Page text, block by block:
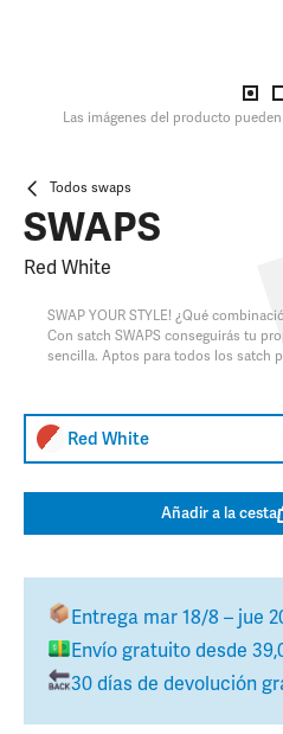
Las imágenes del producto
Todos swaps
SWAPS
Red White
SWAP YOUR STYLE! ¿Qué
Con satch SWAPS conseguirás tu
sencilla. Aptos para todos los satch
Red White
Añadir a la cesta
Entrega mar 18/8 – jue
Envío gratuito desde
30 días de devolución